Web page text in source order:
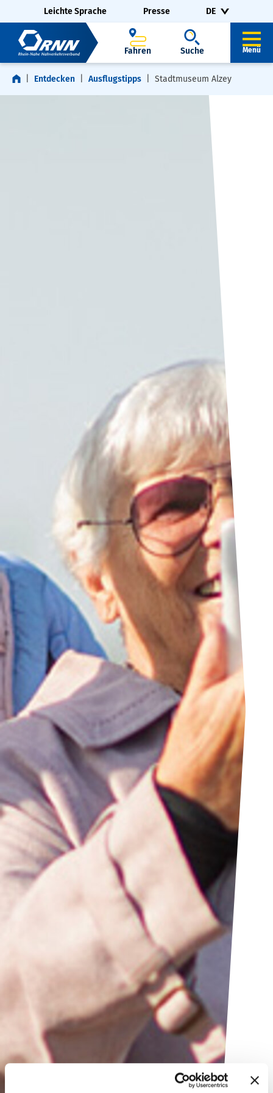
Navigation überspringen
Zur Fußzeile springen
Leichte Sprache Presse DE
Fahren Suche Menü
Entdecken Ausflugstipps Stadtmuseum Alzey